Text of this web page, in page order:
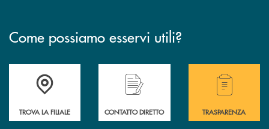
Come possiamo esservi utili?
Accedi all' elenco completo delle filiali .
TROVA LA FILIALE CONTATTO DIRETTO
Hai bisogno di
TRASPARENZA